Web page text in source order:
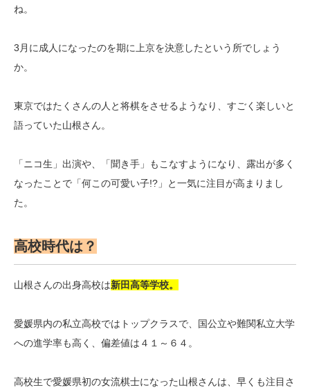
ね。
3月に成人になったのを期に上京を決意したという所でしょう
か。
東京ではたくさんの人と将棋をさせるようなり、すごく楽しいと
語っていた山根さん。
「ニコ生」出演や、「聞き手」もこなすようになり、露出が多く
なったことで「何この可愛い子!?」と一気に注目が高まりまし
た。
高校時代は？
山根さんの出身高校は新田高等学校。
愛媛県内の私立高校ではトップクラスで、国公立や難関私立大学
への進学率も高く、偏差値は４１～６４。
高校生で愛媛県初の女流棋士になった山根さんは、早くも注目さ